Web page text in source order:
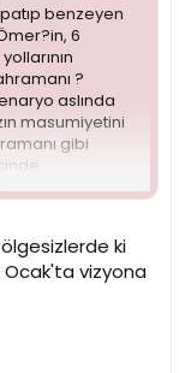
benzeyen
6
?
aslında
masumiyetini
gibi
ki
Ocak'ta vizyona